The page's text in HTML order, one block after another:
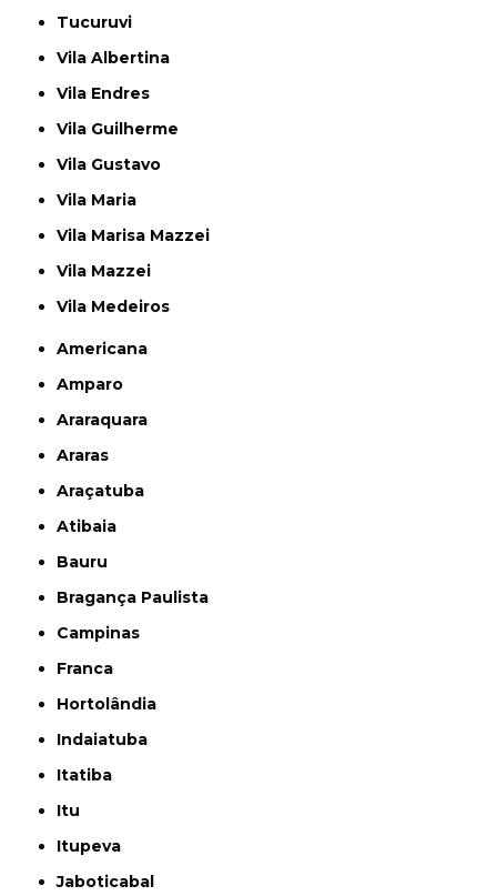
Tucuruvi
Vila Albertina
Vila Endres
Vila Guilherme
Vila Gustavo
Vila Maria
Vila Marisa Mazzei
Vila Mazzei
Vila Medeiros
Americana
Amparo
Araraquara
Araras
Araçatuba
Atibaia
Bauru
Bragança Paulista
Campinas
Franca
Hortolândia
Indaiatuba
Itatiba
Itu
Itupeva
Jaboticabal